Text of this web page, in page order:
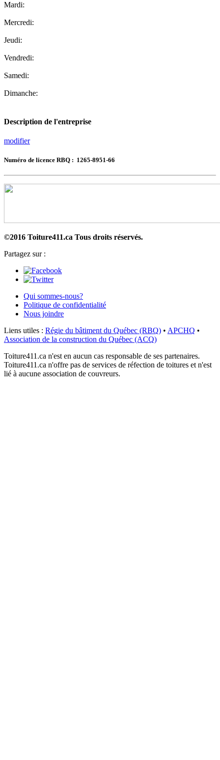
Mardi:
Mercredi:
Jeudi:
Vendredi:
Samedi:
Dimanche:
Description de l'entreprise
modifier
Numéro de licence RBQ : 1265-8951-66
©2016 Toiture411.ca Tous droits réservés.
Partagez sur :
Qui sommes-nous?
Politique de confidentialité
Nous joindre
Liens utiles : Régie du bâtiment du Québec (RBQ) • APCHQ •
Association de la construction du Québec (ACQ)
Toiture411.ca n'est en aucun cas responsable de ses partenaires.
Toiture411.ca n'offre pas de services de réfection de toitures et n'est
lié à aucune association de couvreurs.